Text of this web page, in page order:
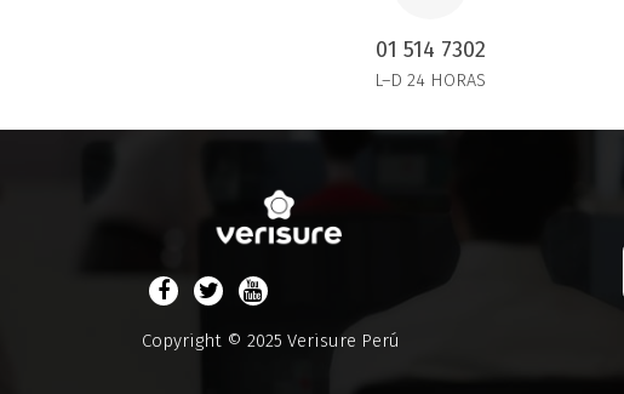
01 514 7302
L–D 24 HORAS
Copyright © 2025 Verisure Perú